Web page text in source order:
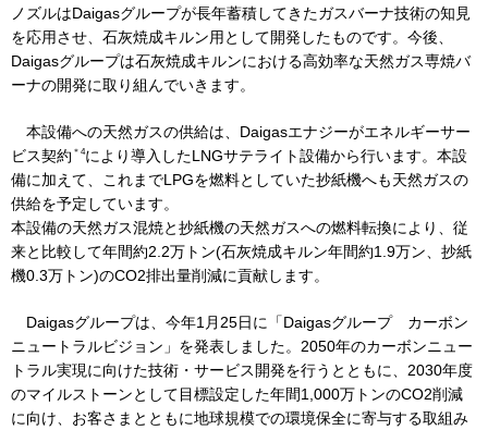
企業情報
業務用・産業用のお客さま
採用情報
プレスリリース
ノズルはDaigasグループが長年蓄積してきたガスバーナ技術の知見
を応用させ、石灰焼成キルン用として開発したものです。今後、
Daigasグループは石灰焼成キルンにおける高効率な天然ガス専焼バ
ーナの開発に取り組んでいきます。
本設備への天然ガスの供給は、Daigasエナジーがエネルギーサー
ビス契約 ＊4により導入したLNGサテライト設備から行います。本設
備に加えて、これまでLPGを燃料としていた抄紙機へも天然ガスの
供給を予定しています。
本設備の天然ガス混焼と抄紙機の天然ガスへの燃料転換により、従
来と比較して年間約2.2万トン(石灰焼成キルン年間約1.9万ン、抄紙
機0.3万トン)のCO2排出量削減に貢献します。
Daigasグループは、今年1月25日に「Daigasグループ カーボン
ニュートラルビジョン」を発表しました。2050年のカーボンニュー
トラル実現に向けた技術・サービス開発を行うとともに、2030年度
のマイルストーンとして目標設定した年間1,000万トンのCO2削減
に向け、お客さまとともに地球規模での環境保全に寄与する取組み